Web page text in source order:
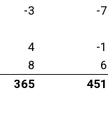
-3 -7
4 -1
8 6
365 451